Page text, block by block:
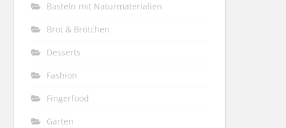
Basteln mit Naturmaterialien
Brot & Brötchen
Desserts
Fashion
Fingerfood
Garten